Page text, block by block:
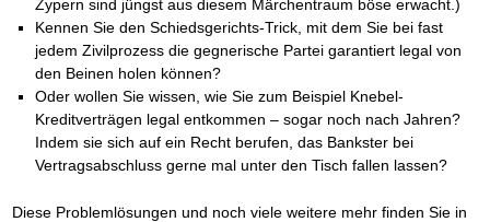
Zypern sind jüngst aus diesem Märchentraum böse erwacht.)
Kennen Sie den Schiedsgerichts-Trick, mit dem Sie bei fast
jedem Zivilprozess die gegnerische Partei garantiert legal von
den Beinen holen können?
Oder wollen Sie wissen, wie Sie zum Beispiel Knebel-
Kreditverträgen legal entkommen – sogar noch nach Jahren?
Indem sie sich auf ein Recht berufen, das Bankster bei
Vertragsabschluss gerne mal unter den Tisch fallen lassen?
Diese Problemlösungen und noch viele weitere mehr finden Sie in